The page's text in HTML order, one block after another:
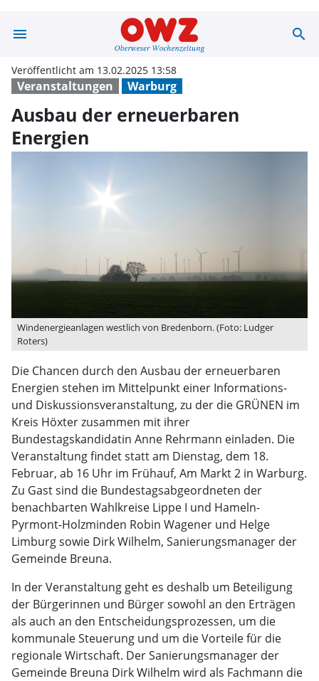
menu Ausbau der search
Veranstaltungen Warburg
Veröffentlicht am 13.02.2025 13:58
Ausbau der erneuerbaren
Energien
Windenergieanlagen westlich von Bredenborn. (Foto: Ludger
Roters)
Die Chancen durch den Ausbau der erneuerbaren
Energien stehen im Mittelpunkt einer Informations-
und Diskussionsveranstaltung, zu der die GRÜNEN im
Kreis Höxter zusammen mit ihrer
Bundestagskandidatin Anne Rehrmann einladen. Die
Veranstaltung findet statt am Dienstag, dem 18.
Februar, ab 16 Uhr im Frühauf, Am Markt 2 in Warburg.
Zu Gast sind die Bundestagsabgeordneten der
benachbarten Wahlkreise Lippe I und Hameln-
Pyrmont-Holzminden Robin Wagener und Helge
Limburg sowie Dirk Wilhelm, Sanierungsmanager der
Gemeinde Breuna.
In der Veranstaltung geht es deshalb um Beteiligung
der Bürgerinnen und Bürger sowohl an den Erträgen
als auch an den Entscheidungsprozessen, um die
kommunale Steuerung und um die Vorteile für die
regionale Wirtschaft. Der Sanierungsmanager der
Gemeinde Breuna Dirk Wilhelm wird als Fachmann die